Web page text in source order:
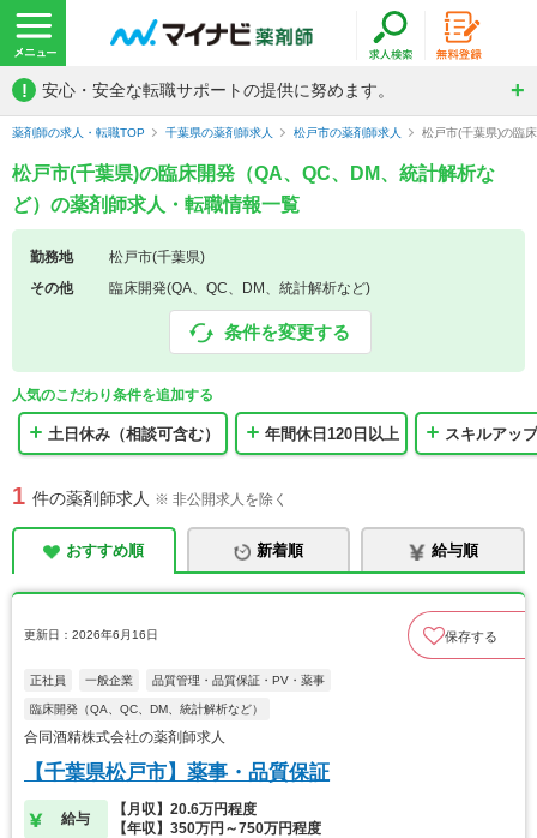
! 安心・安全な転職サポートの提供に努めます。
薬剤師の求人・転職TOP 千葉県の薬剤師求人 松戸市の薬剤師求人 松戸市(千葉県)の臨
松戸市(千葉県)の臨床開発（QA、QC、DM、統計解析な
ど）の薬剤師求人・転職情報一覧
勤務地
松戸市(千葉県)
その他
臨床開発(QA、QC、DM、統計解析など)
条件を変更する
人気のこだわり条件を追加する
土日休み（相談可含む） 年間休日120日以上 スキルアップ
1 件の薬剤師求人 ※ 非公開求人を除く
おすすめ順 新着順 給与順
更新日：2026年6月16日 保存する
正社員 一般企業 品質管理・品質保証・PV・薬事
臨床開発（QA、QC、DM、統計解析など）
合同酒精株式会社の薬剤師求人
【千葉県松戸市】薬事・品質保証
給与
【月収】20.6万円程度
【年収】350万円～750万円程度